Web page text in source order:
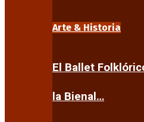
Arte & Historia
El Ballet
la Bienal…